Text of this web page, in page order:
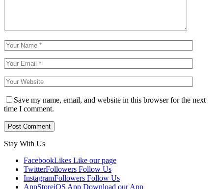
Save my name, email, and website in this browser for the next
time I comment.
Stay With Us
FacebookLikes Like our page
TwitterFollowers Follow Us
InstagramFollowers Follow Us
AppStoreiOS App Download our App